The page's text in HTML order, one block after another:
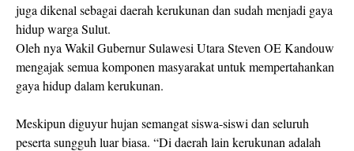
juga dikenal sebagai daerah kerukunan dan sudah menjadi gaya
hidup warga Sulut.
Oleh nya Wakil Gubernur Sulawesi Utara Steven OE Kandouw
mengajak semua komponen masyarakat untuk mempertahankan
gaya hidup dalam kerukunan.
Meskipun diguyur hujan semangat siswa-siswi dan seluruh
peserta sungguh luar biasa. “Di daerah lain kerukunan adalah